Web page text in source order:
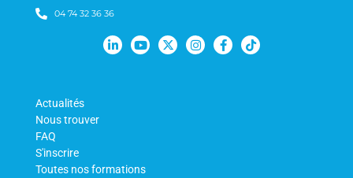
04 74 32 36 36
Actualités
Nous trouver
FAQ
S'inscrire
Toutes nos formations